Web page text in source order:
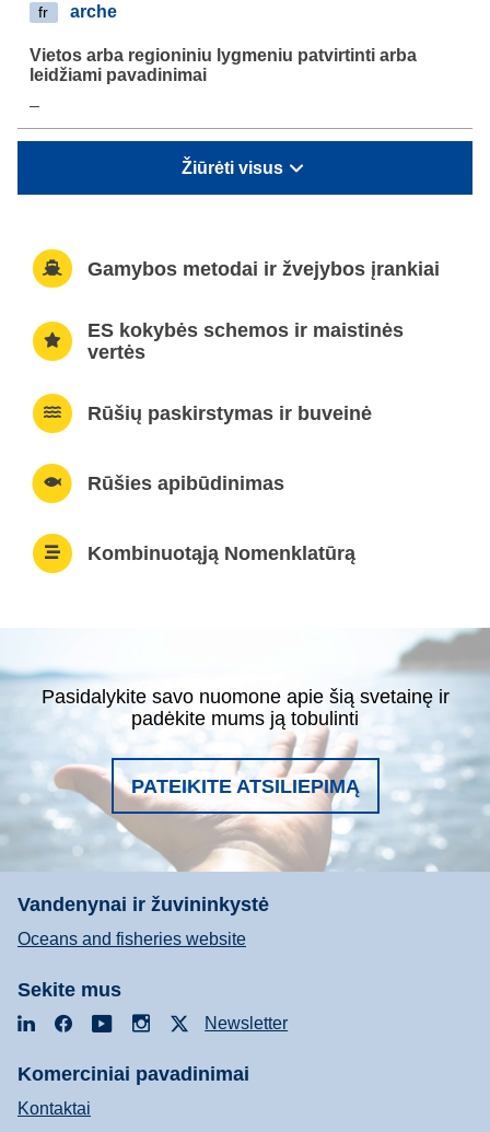
fr arche
–
Žiūrėti visus
Gamybos metodai ir žvejybos įrankiai
ES kokybės schemos ir maistinės
vertės
Rūšių paskirstymas ir buveinė
Rūšies apibūdinimas
Kombinuotąją Nomenklatūrą
Pasidalykite savo nuomone apie šią svetainę ir
padėkite mums ją tobulinti
PATEIKITE ATSILIEPIMĄ
Vandenynai ir žuvininkystė
Oceans and fisheries website
Sekite mus
LinkedInFacebookYouTubeInstagramNewsletter
Komerciniai pavadinimai
Kontaktai